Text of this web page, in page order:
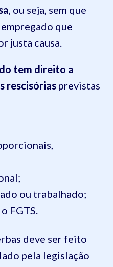
, ou seja, sem que
que
justa causa.
tem direito a
rescisórias previstas
ou trabalhado;
FGTS.
deve ser feito
pela legislação